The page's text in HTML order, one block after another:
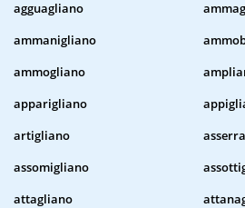
agguagliano
ammanigliano
ammogliano
apparigliano
artigliano
assomigliano
attagliano